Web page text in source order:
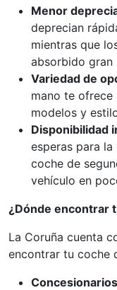
Menor
deprecian
mientras que
absorbido gran
Variedad de
mano te ofrece
modelos y
Disponibilidad
esperas para
coche de
vehículo en
¿Dónde encontrar
La Coruña cuenta
encontrar tu coche